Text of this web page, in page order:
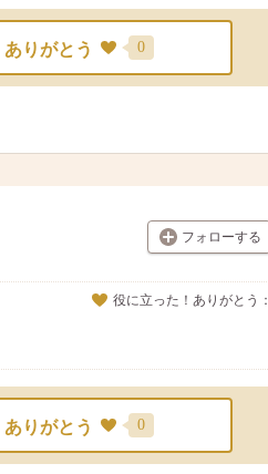
ありがとう 0
フォローする
役に立った！ありがとう：
ありがとう 0